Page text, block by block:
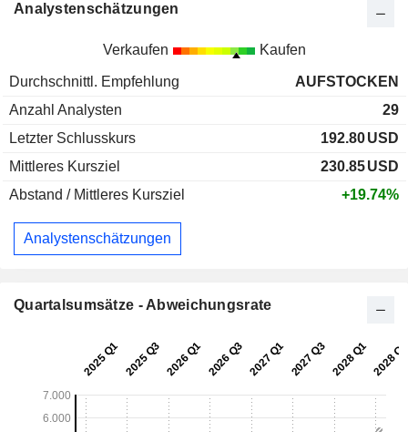
Analystenschätzungen
Verkaufen Kaufen
Durchschnittl. Empfehlung
AUFSTOCKEN
Anzahl Analysten
29
Letzter Schlusskurs
192.80USD
Mittleres Kursziel
230.85USD
Abstand / Mittleres Kursziel
+19.74%
Analystenschätzungen
Quartalsumsätze - Abweichungsrate